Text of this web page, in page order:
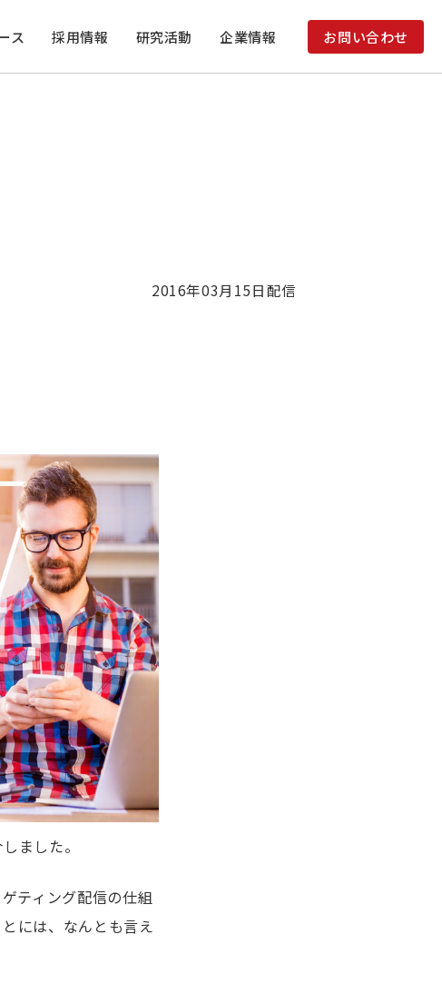
ス 採用情報 研究活動 企業情報 お問い合わせ
2016年03月15日配信
ました。
ティング配信の仕組
には、なんとも言え